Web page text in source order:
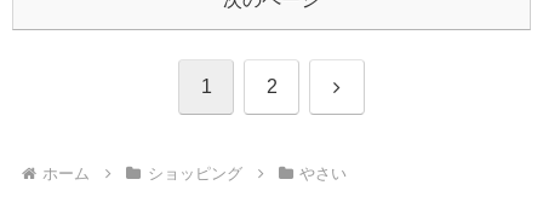
1 2 次
ホーム ショッピング やさい